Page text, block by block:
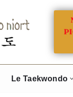
Le Taekwondo